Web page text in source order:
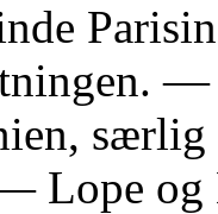
særlig
Lope og